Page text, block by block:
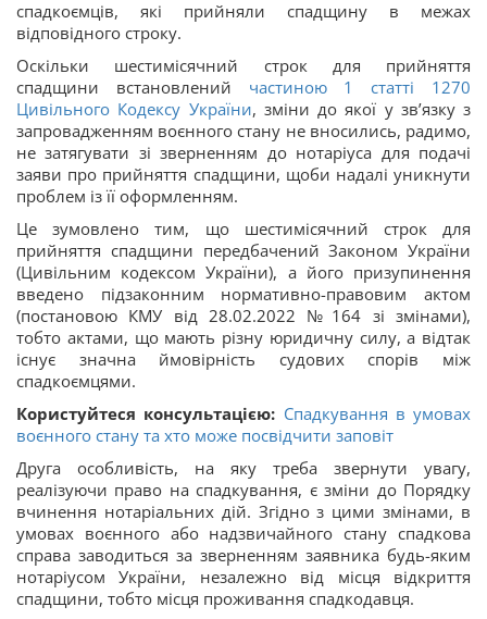
спадкоємців, які прийняли спадщину в межах
відповідного строку.
Оскільки шестимісячний строк для прийняття
спадщини встановлений частиною 1 статті 1270
Цивільного Кодексу України, зміни до якої у зв’язку з
запровадженням воєнного стану не вносились, радимо,
не затягувати зі зверненням до нотаріуса для подачі
заяви про прийняття спадщини, щоби надалі уникнути
проблем із її оформленням.
Це зумовлено тим, що шестимісячний строк для
прийняття спадщини передбачений Законом України
(Цивільним кодексом України), а його призупинення
введено підзаконним нормативно-правовим актом
(постановою КМУ від 28.02.2022 № 164 зі змінами),
тобто актами, що мають різну юридичну силу, а відтак
існує значна ймовірність судових спорів між
спадкоємцями.
Користуйтеся консультацією: Спадкування в умовах
воєнного стану та хто може посвідчити заповіт
Друга особливість, на яку треба звернути увагу,
реалізуючи право на спадкування, є зміни до Порядку
вчинення нотаріальних дій. Згідно з цими змінами, в
умовах воєнного або надзвичайного стану спадкова
справа заводиться за зверненням заявника будь-яким
нотаріусом України, незалежно від місця відкриття
спадщини, тобто місця проживання спадкодавця.